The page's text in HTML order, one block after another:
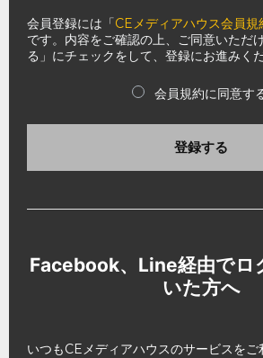
会員登録には「CEメディアハウス会員規
です。内容をご確認の上、ご同意いただ
る」にチェックをして、登録にお進みくだ
会員規約に同意す
登録する
Facebook、Line経由でロ
いた方へ
いつもCEメディアハウスのサービスを